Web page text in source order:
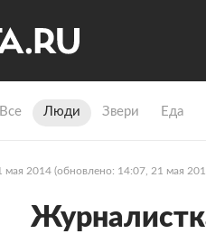
Все Люди Звери Еда
мая 2014 (обновлено: 14:07, 21 мая